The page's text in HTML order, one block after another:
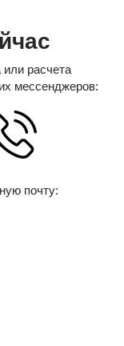
расчета
мессенджеров:
почту: